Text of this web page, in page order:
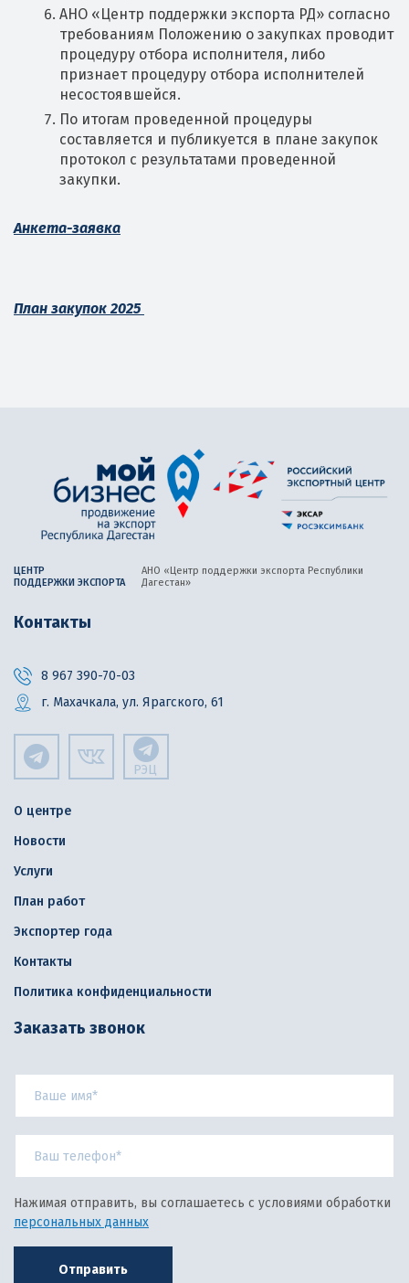
АНО «Центр поддержки экспорта РД» согласно
требованиям Положению о закупках проводит
процедуру отбора исполнителя, либо
признает процедуру отбора исполнителей
несостоявшейся.
По итогам проведенной процедуры
составляется и публикуется в плане закупок
протокол с результатами проведенной
закупки.
Анкета-заявка
План закупок 2025
ЦЕНТР
ПОДДЕРЖКИ ЭКСПОРТА
АНО «Центр поддержки экспорта Республики
Дагестан»
Контакты
8 967 390-70-03
г. Махачкала, ул. Ярагского, 61
РЭЦ
О центре
Новости
Услуги
План работ
Экспортер года
Контакты
Политика конфиденциальности
Заказать звонок
Нажимая отправить, вы соглашаетесь с условиями обработки
персональных данных
Отправить